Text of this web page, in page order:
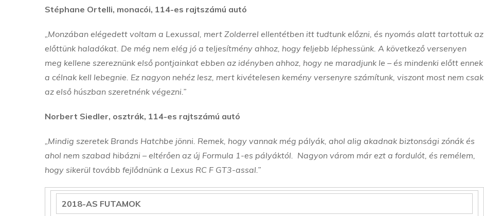
Stéphane Ortelli, monacói, 114-es rajtszámú autó
„Monzában elégedett voltam a Lexussal, mert Zolderrel ellentétben itt tudtunk előzni, és nyomás alatt tartottuk az
előttünk haladókat. De még nem elég jó a teljesítmény ahhoz, hogy feljebb léphessünk. A következő versenyen
meg kellene szereznünk első pontjainkat ebben az idényben ahhoz, hogy ne maradjunk le – és mindenki előtt ennek
a célnak kell lebegnie. Ez nagyon nehéz lesz, mert kivételesen kemény versenyre számítunk, viszont most nem csak
az első húszban szeretnénk végezni.”
Norbert Siedler, osztrák, 114-es rajtszámú autó
„Mindig szeretek Brands Hatchbe jönni. Remek, hogy vannak még pályák, ahol alig akadnak biztonsági zónák és
ahol nem szabad hibázni – eltérően az új Formula 1-es pályáktól. Nagyon várom már ezt a fordulót, és remélem,
hogy sikerül tovább fejlődnünk a Lexus RC F GT3-assal.”
2018-AS FUTAMOK